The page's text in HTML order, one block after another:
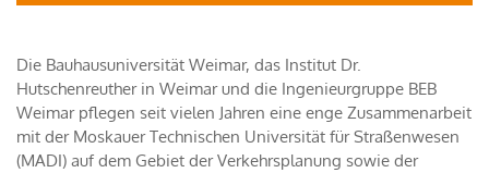
Die Bauhausuniversität Weimar, das Institut Dr.
Hutschenreuther in Weimar und die Ingenieurgruppe BEB
Weimar pflegen seit vielen Jahren eine enge Zusammenarbeit
mit der Moskauer Technischen Universität für Straßenwesen
(MADI) auf dem Gebiet der Verkehrsplanung sowie der